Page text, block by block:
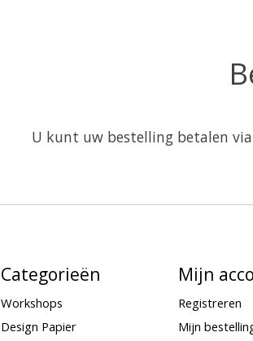
U kunt uw bestelling betalen
Categorieën
Workshops
Design Papier
Mijn
Registreren
Mijn